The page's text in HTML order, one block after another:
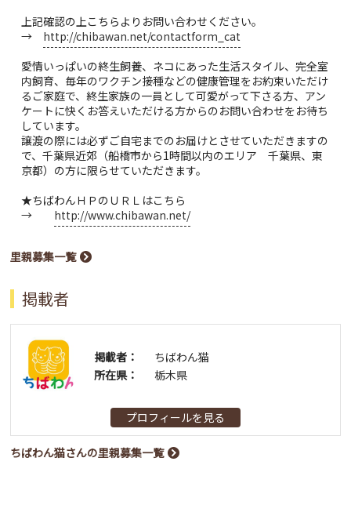
上記確認の上こちらよりお問い合わせください。
→ http://chibawan.net/contactform_cat
愛情いっぱいの終生飼養、ネコにあった生活スタイル、完全室
内飼育、毎年のワクチン接種などの健康管理をお約束いただけ
るご家庭で、終生家族の一員として可愛がって下さる方、アン
ケートに快くお答えいただける方からのお問い合わせをお待ち
しています。
譲渡の際には必ずご自宅までのお届けとさせていただきますの
で、千葉県近郊（船橋市から1時間以内のエリア 千葉県、東
京都）の方に限らせていただきます。
★ちばわんＨＰのＵＲＬはこちら
→ http://www.chibawan.net/
里親募集一覧
掲載者
掲載者：
ちばわん猫
所在県：
栃木県
プロフィールを見る
ちばわん猫さんの里親募集一覧